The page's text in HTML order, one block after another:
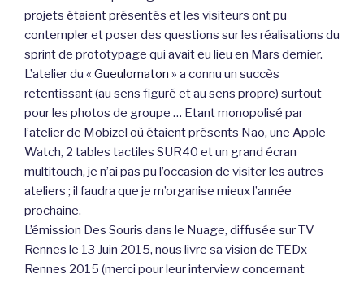
projets étaient présentés et les visiteurs ont pu
contempler et poser des questions sur les réalisations du
sprint de prototypage qui avait eu lieu en Mars dernier.
L’atelier du « Gueulomaton » a connu un succès
retentissant (au sens figuré et au sens propre) surtout
pour les photos de groupe … Etant monopolisé par
l’atelier de Mobizel où étaient présents Nao, une Apple
Watch, 2 tables tactiles SUR40 et un grand écran
multitouch, je n’ai pas pu l’occasion de visiter les autres
ateliers ; il faudra que je m’organise mieux l’année
prochaine.
L’émission Des Souris dans le Nuage, diffusée sur TV
Rennes le 13 Juin 2015, nous livre sa vision de TEDx
Rennes 2015 (merci pour leur interview concernant